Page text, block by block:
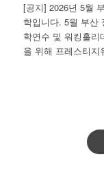
[공지] 2026년 5월
학입니다. 5월 부산
학연수 및 워킹홀
을 위해 프레스티